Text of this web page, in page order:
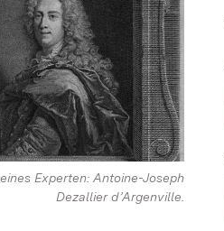
Experten: Antoine-Joseph
Dezallier d’Argenville.